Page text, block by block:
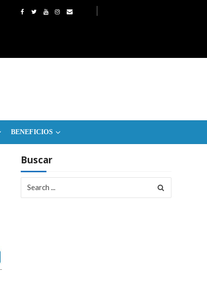
BENEFICIOS
Buscar
for: